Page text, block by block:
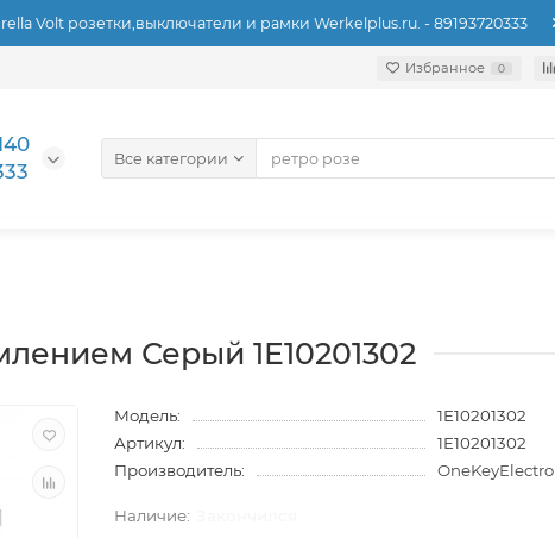
Volt розетки,выключатели и рамки Werkelplus.ru. - 89193720333
Избранное 0
Все категории
Серый 1E10201302
Модель:
1E10201302
Артикул:
1E10201302
Производитель:
OneKeyElectro